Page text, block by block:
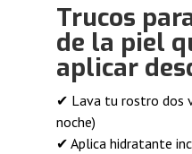
Trucos
de la piel
aplicar
✔ Lava tu rostro dos
noche)
✔ Aplica hidratante